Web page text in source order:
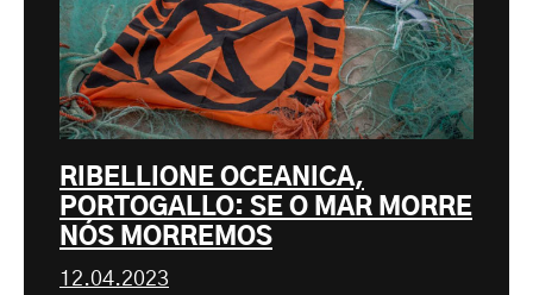
RIBELLIONE OCEANICA,
PORTOGALLO: SE O MAR MORRE
NÓS MORREMOS
12.04.2023